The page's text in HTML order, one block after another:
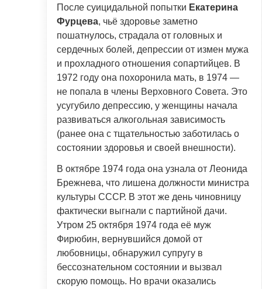
После суицидальной попытки Екатерина
Фурцева, чьё здоровье заметно
пошатнулось, страдала от головных и
сердечных болей, депрессии от измен мужа
и прохладного отношения сопартийцев. В
1972 году она похоронила мать, в 1974 —
не попала в члены Верховного Совета. Это
усугубило депрессию, у женщины начала
развиваться алкогольная зависимость
(ранее она с тщательностью заботилась о
состоянии здоровья и своей внешности).
В октябре 1974 года она узнала от Леонида
Брежнева, что лишена должности министра
культуры СССР. В этот же день чиновницу
фактически выгнали с партийной дачи.
Утром 25 октября 1974 года её муж
Фирюбин, вернувшийся домой от
любовницы, обнаружил супругу в
бессознательном состоянии и вызвал
скорую помощь. Но врачи оказались